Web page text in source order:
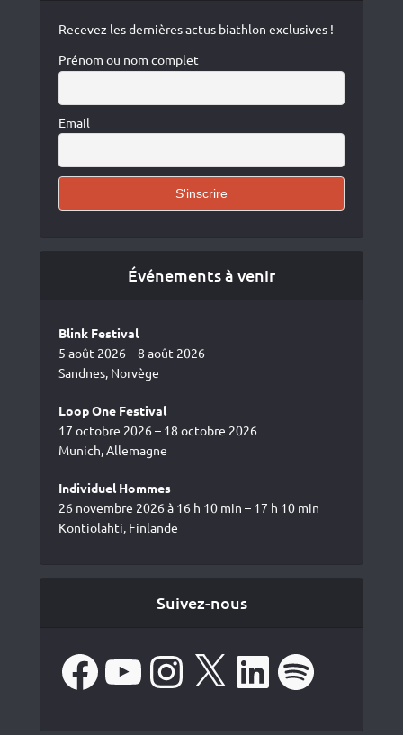
Recevez les dernières actus biathlon exclusives !
Prénom ou nom complet
Email
Événements à venir
Blink Festival
5 août 2026 – 8 août 2026
Sandnes, Norvège
Loop One Festival
17 octobre 2026 – 18 octobre 2026
Munich, Allemagne
Individuel Hommes
26 novembre 2026 à 16 h 10 min – 17 h 10 min
Kontiolahti, Finlande
Suivez-nous
FacebookYouTube Instagram LinkedIn Spotify